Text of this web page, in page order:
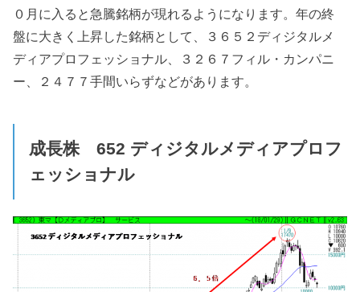
０月に入ると急騰銘柄が現れるようになります。年の終
盤に大きく上昇した銘柄として、３６５２ディジタルメ
ディアプロフェッショナル、３２６７フィル・カンパニ
ー、２４７７手間いらずなどがあります。
成長株 652 ディジタルメディアプロフ
ェッショナル